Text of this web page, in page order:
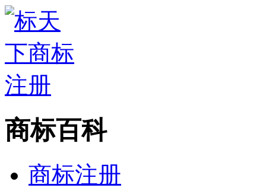
商标百科
商标注册